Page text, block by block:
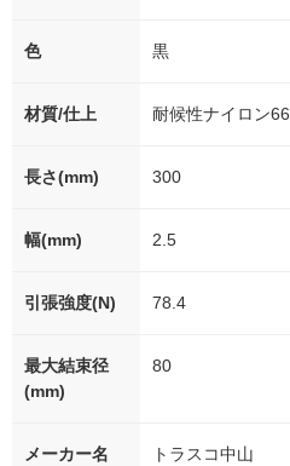
色 黒
材質/仕上 耐候性ナイロン66
長さ(mm) 300
幅(mm) 2.5
引張強度(N) 78.4
最大結束径
(mm)
80
メーカー名 トラスコ中山